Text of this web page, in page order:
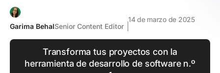
Garima BehalSenior Content Editor
14 de marzo de 2025
Transforma tus proyectos con la
herramienta de desarrollo de software n.º